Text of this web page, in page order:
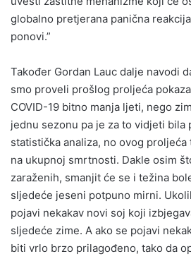
globalno pretjerana panična
ponovi.”
Također Gordan Lauc dalje navodi
smo proveli prošlog proljeća
COVID-19 bitno manja ljeti, nego
jednu sezonu pa je za to vidjeti bila
statistička analiza, no ovog
na ukupnoj smrtnosti. Dakle osim
zaraženih, smanjit će se i težina
sljedeće jeseni potpuno mirni.
pojavi nekakav novi soj koji
sljedeće zime. A ako se pojavi
biti vrlo brzo prilagođeno, tako da